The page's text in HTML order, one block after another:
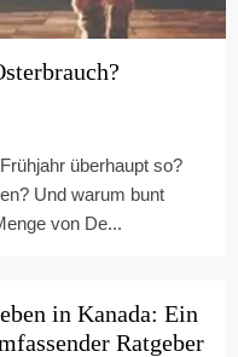
überhaupt so?
Und warum bunt
von De...
in Kanada: Ein
Ratgeber